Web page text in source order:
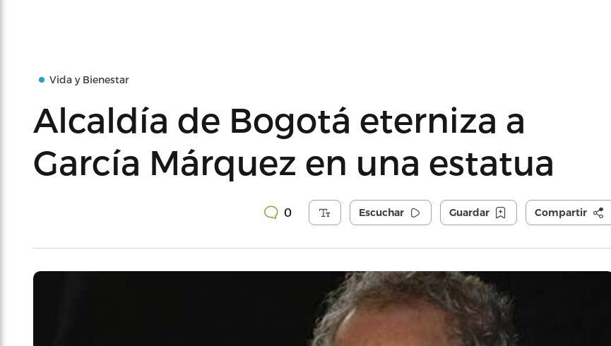
Vida y Bienestar
Alcaldía de Bogotá eterniza a
García Márquez en una estatua
0 Escuchar Guardar Compartir